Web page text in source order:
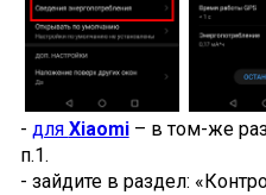
- для Xiaomi– в том-же
п.1.
- зайдите в раздел: